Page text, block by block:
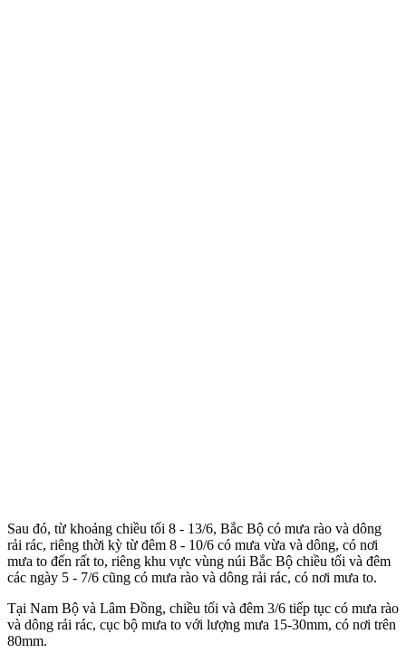
Sau đó, từ khoảng chiều tối 8 - 13/6, Bắc Bộ có mưa rào và dông
rải rác, riêng thời kỳ từ đêm 8 - 10/6 có mưa vừa và dông, có nơi
mưa to đến rất to, riêng khu vực vùng núi Bắc Bộ chiều tối và đêm
các ngày 5 - 7/6 cũng có mưa rào và dông rải rác, có nơi mưa to.
Tại Nam Bộ và Lâm Đồng, chiều tối và đêm 3/6 tiếp tục có mưa rào
và dông rải rác, cục bộ mưa to với lượng mưa 15-30mm, có nơi trên
80mm.